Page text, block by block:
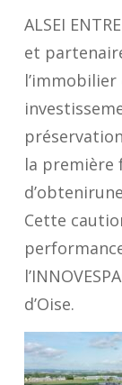
ALSEI
et
la première
Cette
d’Oise.